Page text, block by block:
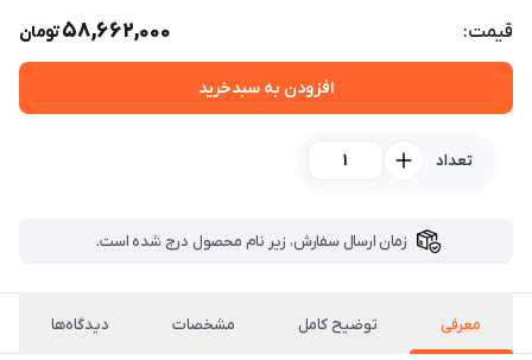
قیمت: 58,662,000تومان
افزودن به سبدخرید
تعداد
زمان ارسال سفارش، زیر نام محصول درج شده است.
معرفی توضیح کامل مشخصات دیدگاه‌ها